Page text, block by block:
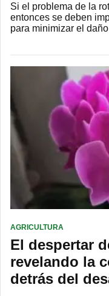
Si el problema de la
entonces se deben
para minimizar el
AGRICULTURA
El despertar
revelando la
detrás del